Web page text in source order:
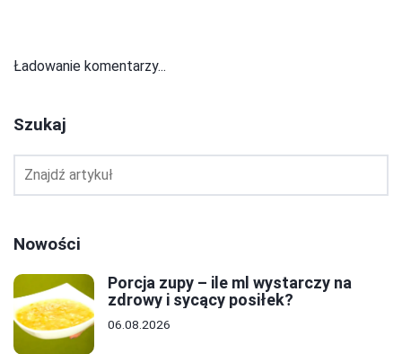
Ładowanie komentarzy...
Szukaj
Nowości
Porcja zupy – ile ml wystarczy na
zdrowy i sycący posiłek?
06.08.2026